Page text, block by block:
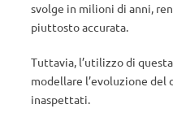
svolge in milioni di anni,
piuttosto accurata.
Tuttavia, l’utilizzo di
modellare l’evoluzione
inaspettati.